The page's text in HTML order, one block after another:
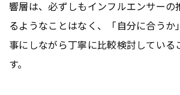
響層は、必ずしもインフルエンサーの
るようなことはなく、「自分に合うか
事にしながら丁寧に比較検討している
す。